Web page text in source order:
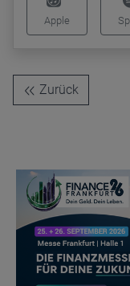
Apple
Zurück
Zweck
Ablauf